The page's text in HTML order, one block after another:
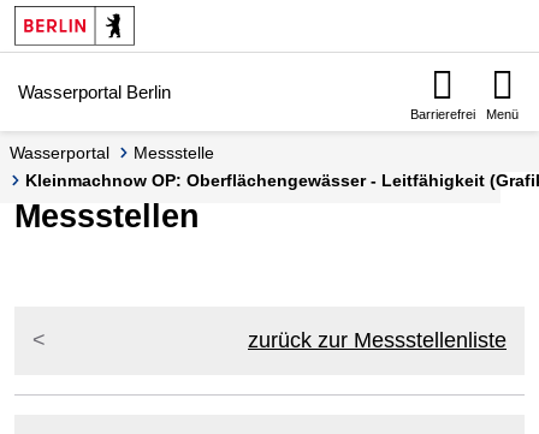
Springe zur Navigation
Springe zum Inhalt
Wasserportal Berlin
Barrierefrei Menü
Wasserportal
Messstelle
Kleinmachnow OP: Oberflächengewässer - Leitfähigkeit
Messstellen
zurück zur Messstellenliste